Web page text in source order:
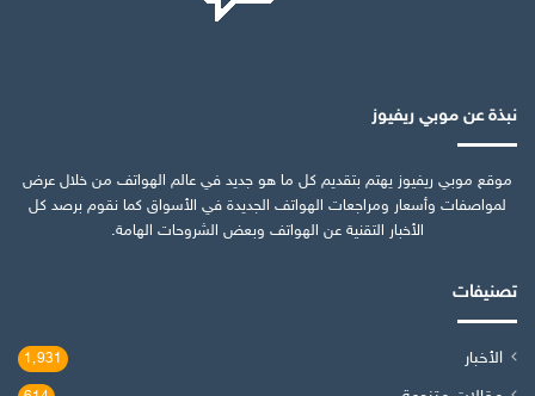
نبذة عن موبي ريفيوز
موقع موبي ريفيوز يهتم بتقديم كل ما هو جديد في عالم الهواتف من خلال عرض
لمواصفات وأسعار ومراجعات الهواتف الجديدة في الأسواق كما نقوم برصد كل
الأخبار التقنية عن الهواتف وبعض الشروحات الهامة.
تصنيفات
الأخبار 1٬931